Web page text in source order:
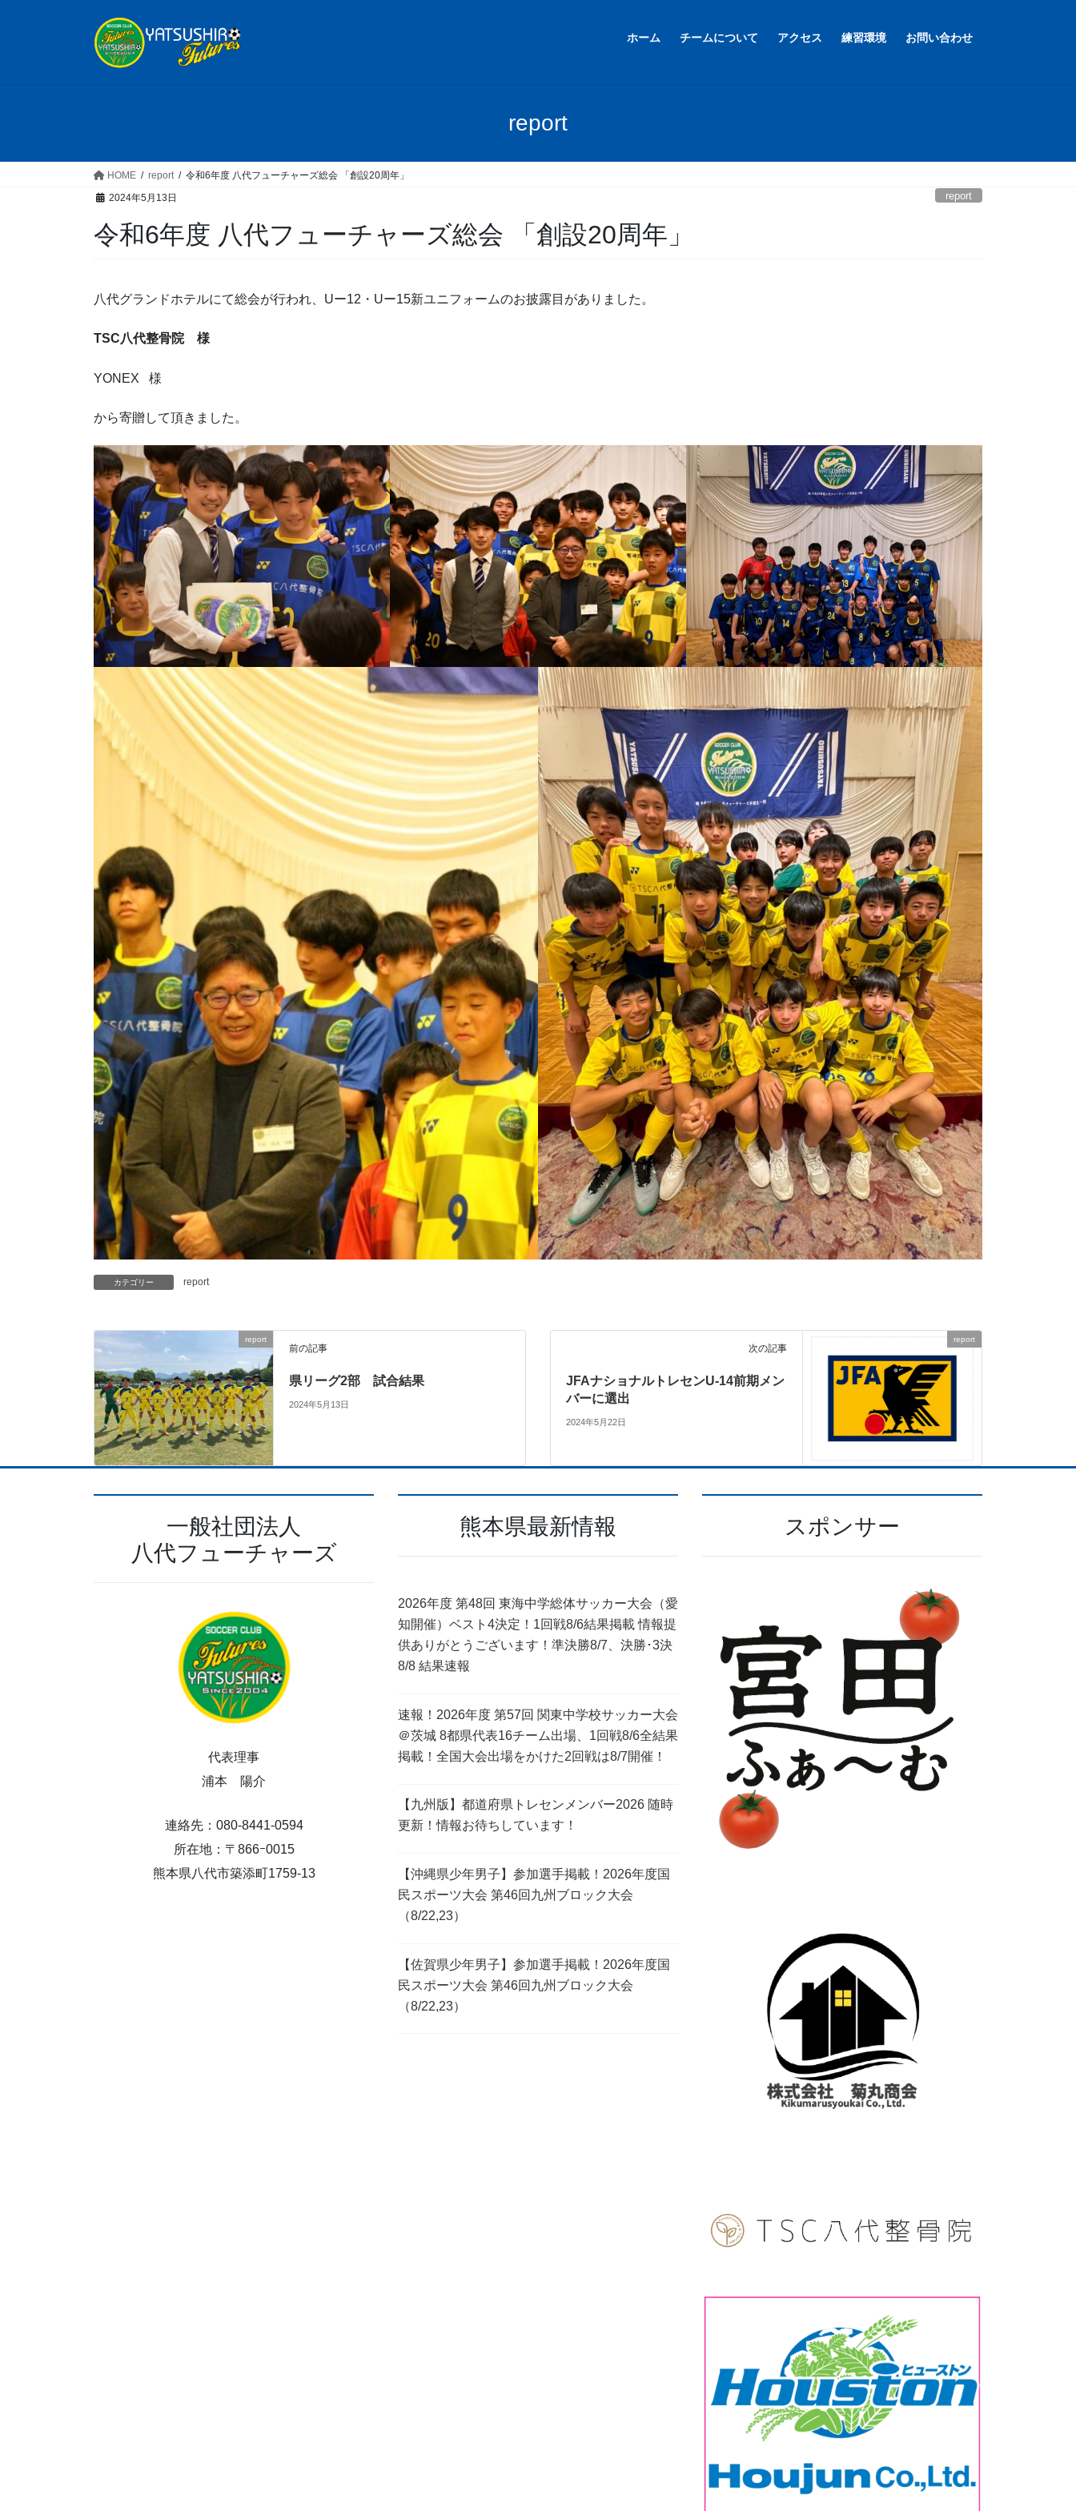
ッ
移
ホーム チームについて アクセス 練習環境 お問い合わせ
report
HOME report
令和6年度 八代フューチャーズ総会 「創設20周年」
2024年5月13日
report
令和6年度 八代フューチャーズ総会 「創設20周年」
八代グランドホテルにて総会が行われ、Uー12・Uー15新ユニフォームのお披露目がありました。
TSC八代整骨院 様
YONEX 様
から寄贈して頂きました。
カテゴリー report
report
前の記事
県リーグ2部 試合結果
2024年5月13日
report
次の記事
JFAナショナルトレセンU-14前期メン
バーに選出
2024年5月22日
一般社団法人
八代フューチャーズ
代表理事
浦本 陽介
連絡先：080-8441-0594
所在地：〒866ｰ0015
熊本県八代市築添町1759-13
熊本県最新情報
2026年度 第48回 東海中学総体サッカー大会（愛
知開催）ベスト4決定！1回戦8/6結果掲載 情報提
供ありがとうございます！準決勝8/7、決勝･3決
8/8 結果速報
速報！2026年度 第57回 関東中学校サッカー大会
＠茨城 8都県代表16チーム出場、1回戦8/6全結果
掲載！全国大会出場をかけた2回戦は8/7開催！
【九州版】都道府県トレセンメンバー2026 随時
更新！情報お待ちしています！
【沖縄県少年男子】参加選手掲載！2026年度国
民スポーツ大会 第46回九州ブロック大会
（8/22,23）
【佐賀県少年男子】参加選手掲載！2026年度国
民スポーツ大会 第46回九州ブロック大会
（8/22,23）
スポンサー